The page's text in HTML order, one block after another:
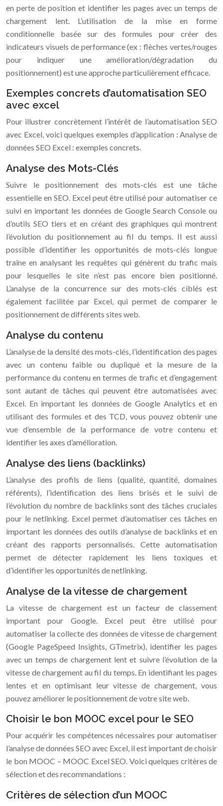
en perte de position et identifier les pages avec un temps de
chargement lent. L’utilisation de la mise en forme
conditionnelle basée sur des formules pour créer des
indicateurs visuels de performance (ex : flèches vertes/rouges
pour indiquer une amélioration/dégradation du
positionnement) est une approche particulièrement efficace.
Exemples concrets d’automatisation SEO
avec excel
Pour illustrer concrètement l’intérêt de l’automatisation SEO
avec Excel, voici quelques exemples d’application : Analyse de
données SEO Excel : exemples concrets.
Analyse des Mots-Clés
Suivre le positionnement des mots-clés est une tâche
essentielle en SEO. Excel peut être utilisé pour automatiser ce
suivi en important les données de Google Search Console ou
d’outils SEO tiers et en créant des graphiques qui montrent
l’évolution du positionnement au fil du temps. Il est aussi
possible d’identifier les opportunités de mots-clés longue
traîne en analysant les requêtes qui génèrent du trafic mais
pour lesquelles le site n’est pas encore bien positionné.
L’analyse de la concurrence sur des mots-clés ciblés est
également facilitée par Excel, qui permet de comparer le
positionnement de différents sites web.
Analyse du contenu
L’analyse de la densité des mots-clés, l’identification des pages
avec un contenu faible ou dupliqué et la mesure de la
performance du contenu en termes de trafic et d’engagement
sont autant de tâches qui peuvent être automatisées avec
Excel. En important les données de Google Analytics et en
utilisant des formules et des TCD, vous pouvez obtenir une
vue d’ensemble de la performance de votre contenu et
identifier les axes d’amélioration.
Analyse des liens (backlinks)
L’analyse des profils de liens (qualité, quantité, domaines
référents), l’identification des liens brisés et le suivi de
l’évolution du nombre de backlinks sont des tâches cruciales
pour le netlinking. Excel permet d’automatiser ces tâches en
important les données des outils d’analyse de backlinks et en
créant des rapports personnalisés. Cette automatisation
permet de détecter rapidement les liens toxiques et
d’identifier les opportunités de netlinking.
Analyse de la vitesse de chargement
La vitesse de chargement est un facteur de classement
important pour Google. Excel peut être utilisé pour
automatiser la collecte des données de vitesse de chargement
(Google PageSpeed Insights, GTmetrix), identifier les pages
avec un temps de chargement lent et suivre l’évolution de la
vitesse de chargement au fil du temps. En identifiant les pages
lentes et en optimisant leur vitesse de chargement, vous
pouvez améliorer le positionnement de votre site web.
Choisir le bon MOOC excel pour le SEO
Pour acquérir les compétences nécessaires pour automatiser
l’analyse de données SEO avec Excel, il est important de choisir
le bon MOOC – MOOC Excel SEO. Voici quelques critères de
sélection et des recommandations :
Critères de sélection d’un MOOC